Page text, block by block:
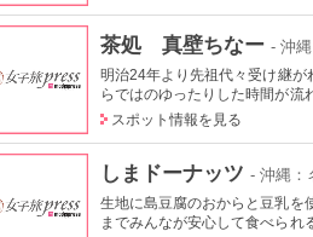
茶処 真壁ちなー - 沖
明治24年より先祖代々受け継
らではのゆったりした時間が流
スポット情報を見る
しまドーナッツ - 沖縄：
生地に島豆腐のおからと豆乳を
までみんなが安心して食べられ